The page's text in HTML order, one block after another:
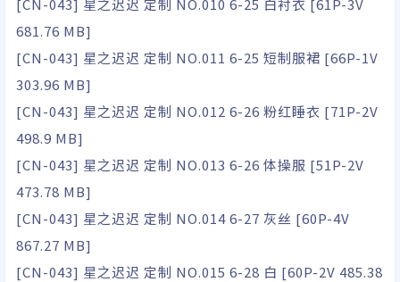
[CN-043] 星之迟迟 定制 NO.010 6-25 白衬衣 [61P-3V
681.76 MB]
[CN-043] 星之迟迟 定制 NO.011 6-25 短制服裙 [66P-1V
303.96 MB]
[CN-043] 星之迟迟 定制 NO.012 6-26 粉红睡衣 [71P-2V
498.9 MB]
[CN-043] 星之迟迟 定制 NO.013 6-26 体操服 [51P-2V
473.78 MB]
[CN-043] 星之迟迟 定制 NO.014 6-27 灰丝 [60P-4V
867.27 MB]
[CN-043] 星之迟迟 定制 NO.015 6-28 白 [60P-2V 485.38